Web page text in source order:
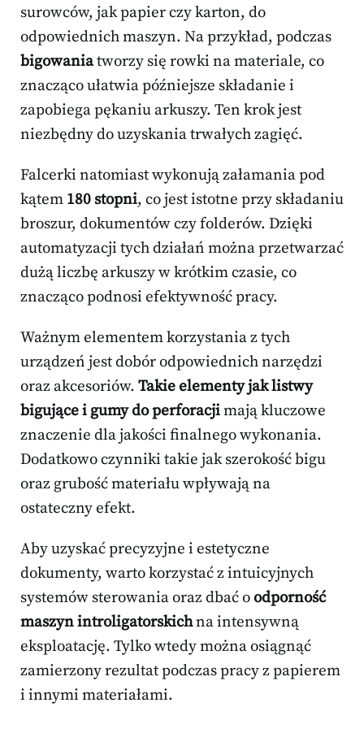
surowców, jak papier czy karton, do
odpowiednich maszyn. Na przykład, podczas
bigowaniatworzy się rowki na materiale, co
znacząco ułatwia późniejsze składanie i
zapobiega pękaniu arkuszy. Ten krok jest
niezbędny do uzyskania trwałych zagięć.
Falcerki natomiast wykonują załamania pod
kątem 180 stopni, co jest istotne przy składaniu
broszur, dokumentów czy folderów. Dzięki
automatyzacji tych działań można przetwarzać
dużą liczbę arkuszy w krótkim czasie, co
znacząco podnosi efektywność pracy.
Ważnym elementem korzystania z tych
urządzeń jest dobór odpowiednich narzędzi
oraz akcesoriów. Takie elementy jak listwy
bigujące i gumy do perforacjimają kluczowe
znaczenie dla jakości finalnego wykonania.
Dodatkowo czynniki takie jak szerokość bigu
oraz grubość materiału wpływają na
ostateczny efekt.
Aby uzyskać precyzyjne i estetyczne
dokumenty, warto korzystać z intuicyjnych
systemów sterowania oraz dbać oodporność
maszyn introligatorskichna intensywną
eksploatację. Tylko wtedy można osiągnąć
zamierzony rezultat podczas pracy z papierem
i innymi materiałami.